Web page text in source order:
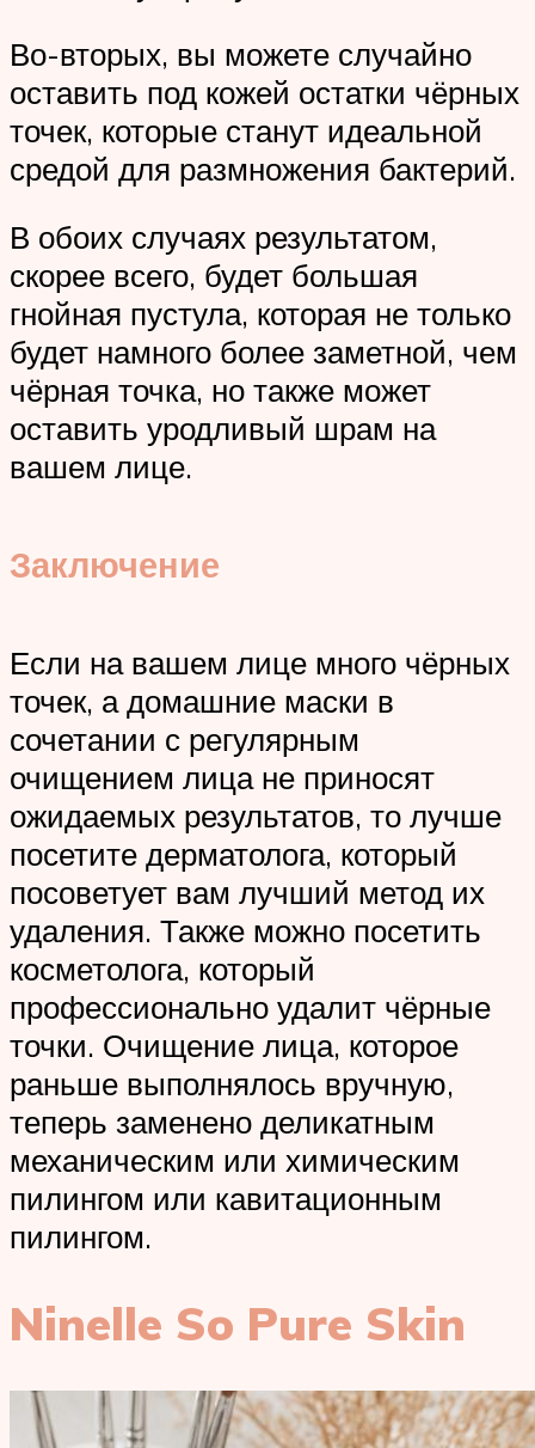
Во-вторых, вы можете случайно
оставить под кожей остатки чёрных
точек, которые станут идеальной
средой для размножения бактерий.
В обоих случаях результатом,
скорее всего, будет большая
гнойная пустула, которая не только
будет намного более заметной, чем
чёрная точка, но также может
оставить уродливый шрам на
вашем лице.
Заключение
Если на вашем лице много чёрных
точек, а домашние маски в
сочетании с регулярным
очищением лица не приносят
ожидаемых результатов, то лучше
посетите дерматолога, который
посоветует вам лучший метод их
удаления. Также можно посетить
косметолога, который
профессионально удалит чёрные
точки. Очищение лица, которое
раньше выполнялось вручную,
теперь заменено деликатным
механическим или химическим
пилингом или кавитационным
пилингом.
Ninelle So Pure Skin